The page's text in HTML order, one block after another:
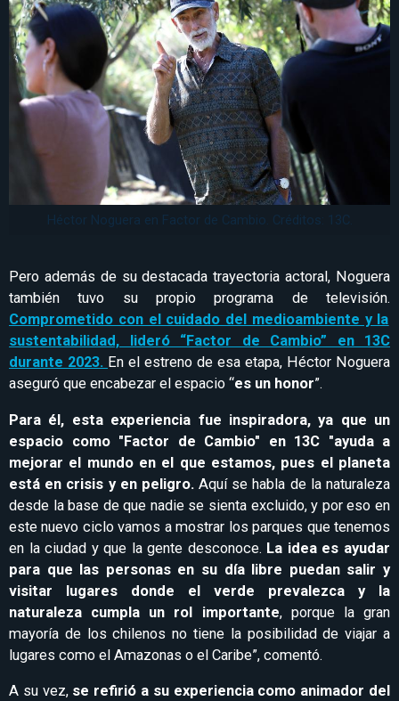
Héctor Noguera en Factor de Cambio. Créditos: 13C.
Pero además de su destacada trayectoria actoral, Noguera
también tuvo su propio programa de televisión.
Comprometido con el cuidado del medioambiente y la
sustentabilidad, lideró “Factor de Cambio” en 13C
durante 2023. En el estreno de esa etapa, Héctor Noguera
aseguró que encabezar el espacio “es un honor”.
Para él, esta experiencia fue inspiradora, ya que un
espacio como "Factor de Cambio" en 13C "ayuda a
mejorar el mundo en el que estamos, pues el planeta
está en crisis y en peligro.Aquí se habla de la naturaleza
desde la base de que nadie se sienta excluido, y por eso en
este nuevo ciclo vamos a mostrar los parques que tenemos
en la ciudad y que la gente desconoce. La idea es ayudar
para que las personas en su día libre puedan salir y
visitar lugares donde el verde prevalezca y la
naturaleza cumpla un rol importante, porque la gran
mayoría de los chilenos no tiene la posibilidad de viajar a
lugares como el Amazonas o el Caribe”, comentó.
A su vez, se refirió a su experiencia como animador del